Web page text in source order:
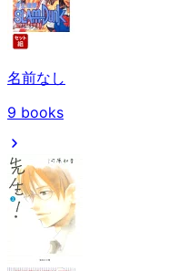
名前なし
9 books